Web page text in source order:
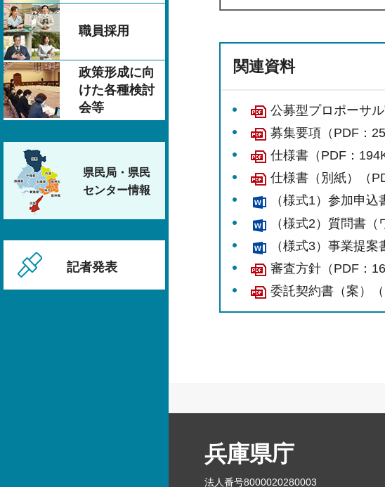
職員採用
政策形成に向
けた各種検討
会等
県民局・県民
センター情報
記者発表
関連資料
公募型プロポーサ
募集要項（PDF：
仕様書（PDF：
仕様書（別紙）（
（様式1）参加申込
（様式2）質問書（
（様式3）事業提
審査方針（PDF：
委託契約書（案）（
兵庫県庁
法人番号8000020280003